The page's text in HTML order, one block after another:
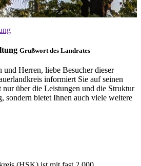
Grußwort des Landrates
und Herren, liebe Besucher dieser
informiert Sie auf seinen
nur über die Leistungen und die Struktur
sondern bietet Ihnen auch viele weitere